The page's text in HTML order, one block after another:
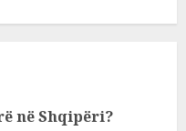
në Shqipëri?